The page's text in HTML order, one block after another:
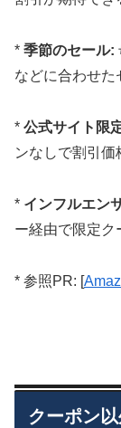
* 季節のセール:
などに合わせた
* 公式サイト限
ンなしで割引価
* インフルエン
ー経由で限定ク
* 参照PR: [
クーポン